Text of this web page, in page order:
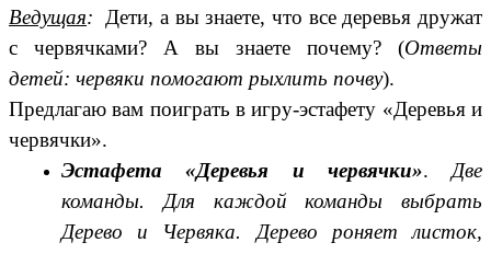
Ведущая:Дети, а вы знаете, что все деревья дружат
с червячками? А вы знаете почему? (Ответы
детей: червяки помогают рыхлить почву).
Предлагаю вам поиграть в игру-эстафету «Деревья и
червячки».
Эстафета «Деревья и червячки».Две
команды. Для каждой команды выбрать
Дерево и Червяка. Дерево роняет листок,